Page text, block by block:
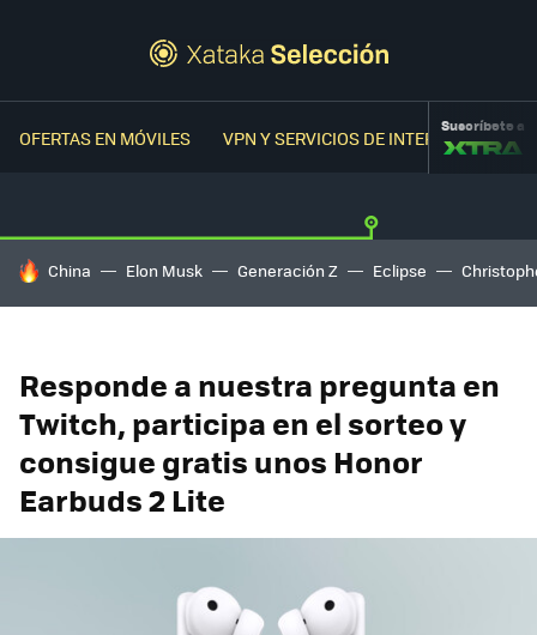
OFERTAS EN MÓVILES VPN Y SERVICIOS DE INTERNETSuscríbete a
HOY SE HABLA DE
China Elon Musk Generación Z Eclipse
Responde a nuestra pregunta en
Twitch, participa en el sorteo y
consigue gratis unos Honor
Earbuds 2 Lite